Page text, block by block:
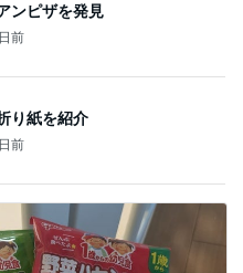
ンピザを発見
前
り紙を紹介
前